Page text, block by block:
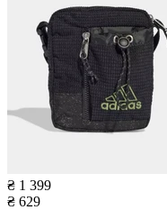
₴ 1 399
₴ 629